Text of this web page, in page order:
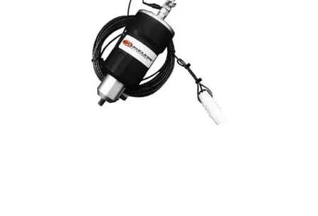
Supporto clienti